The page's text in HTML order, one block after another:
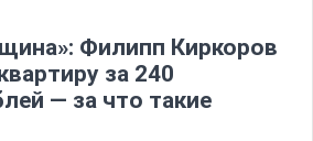
Филипп Киркоров
за 240
— за что такие